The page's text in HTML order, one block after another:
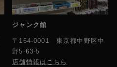
ジャンク館
〒164-0001 東京都中野区中
野5-63-5
店舗情報はこちら